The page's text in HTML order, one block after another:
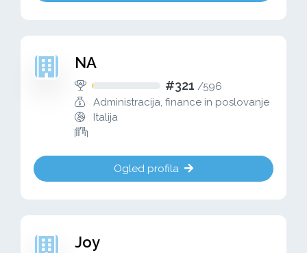
NA
#321 /596
Administracija, finance in poslovanje
Italija
Ogled profila
Joy